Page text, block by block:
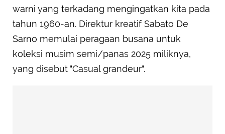
warni yang terkadang mengingatkan kita pada
tahun 1960-an. Direktur kreatif Sabato De
Sarno memulai peragaan busana untuk
koleksi musim semi/panas 2025 miliknya,
yang disebut "Casual grandeur".